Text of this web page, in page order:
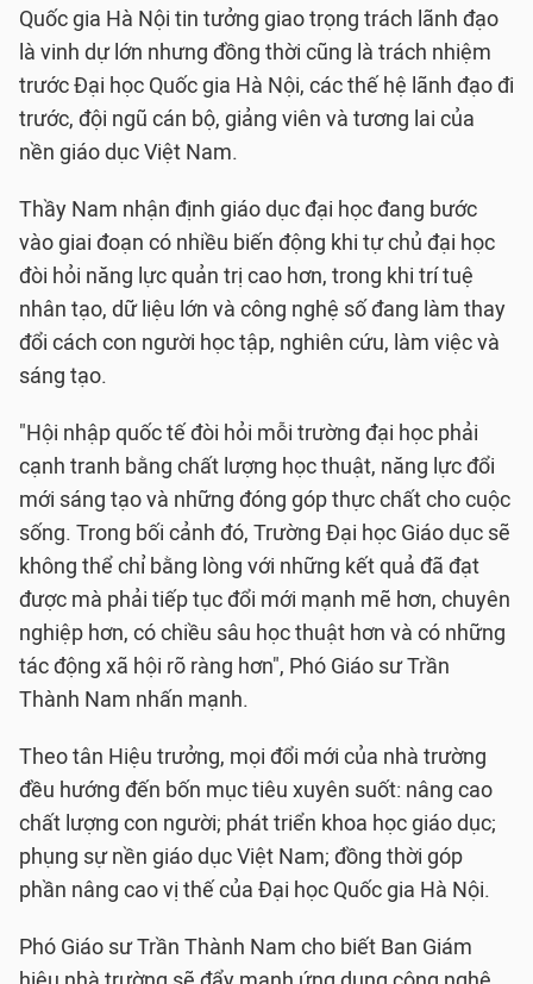
Quốc gia Hà Nội tin tưởng giao trọng trách lãnh đạo
là vinh dự lớn nhưng đồng thời cũng là trách nhiệm
trước Đại học Quốc gia Hà Nội, các thế hệ lãnh đạo đi
trước, đội ngũ cán bộ, giảng viên và tương lai của
nền giáo dục Việt Nam.
Thầy Nam nhận định giáo dục đại học đang bước
vào giai đoạn có nhiều biến động khi tự chủ đại học
đòi hỏi năng lực quản trị cao hơn, trong khi trí tuệ
nhân tạo, dữ liệu lớn và công nghệ số đang làm thay
đổi cách con người học tập, nghiên cứu, làm việc và
sáng tạo.
"Hội nhập quốc tế đòi hỏi mỗi trường đại học phải
cạnh tranh bằng chất lượng học thuật, năng lực đổi
mới sáng tạo và những đóng góp thực chất cho cuộc
sống. Trong bối cảnh đó, Trường Đại học Giáo dục sẽ
không thể chỉ bằng lòng với những kết quả đã đạt
được mà phải tiếp tục đổi mới mạnh mẽ hơn, chuyên
nghiệp hơn, có chiều sâu học thuật hơn và có những
tác động xã hội rõ ràng hơn", Phó Giáo sư Trần
Thành Nam nhấn mạnh.
Theo tân Hiệu trưởng, mọi đổi mới của nhà trường
đều hướng đến bốn mục tiêu xuyên suốt: nâng cao
chất lượng con người; phát triển khoa học giáo dục;
phụng sự nền giáo dục Việt Nam; đồng thời góp
phần nâng cao vị thế của Đại học Quốc gia Hà Nội.
Phó Giáo sư Trần Thành Nam cho biết Ban Giám